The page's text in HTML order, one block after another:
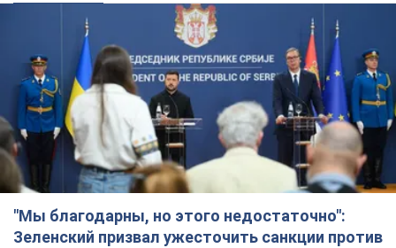
"Мы благодарны, но этого недостаточно":
Зеленский призвал ужесточить санкции против